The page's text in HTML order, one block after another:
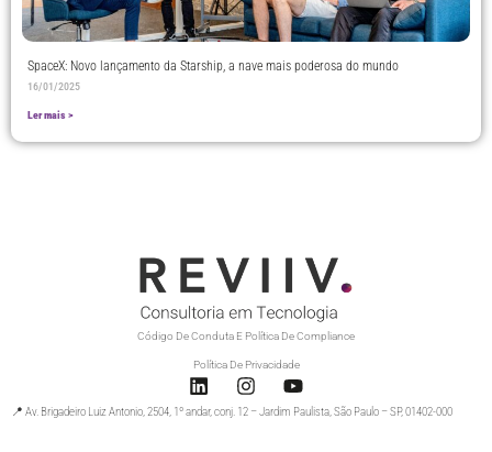
SpaceX: Novo lançamento da Starship, a nave mais poderosa do mundo
16/01/2025
Ler mais >
Código De Conduta E Política De Compliance
Política De Privacidade
📍 Av. Brigadeiro Luiz Antonio, 2504, 1º andar, conj. 12 – Jardim Paulista, São Paulo – SP, 01402-000